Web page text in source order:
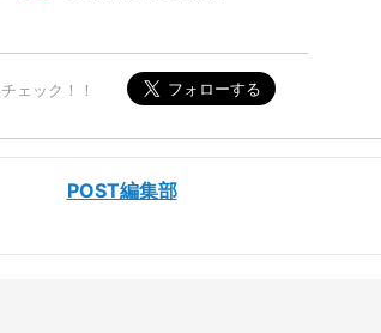
ェック！！
POST編集部